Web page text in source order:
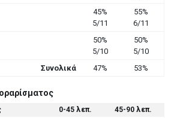
45%
5/11
55%
6/11
50%
5/10
50%
5/10
Συνολικά
47% 53%
0-45 λεπ. 45-90 λεπ.